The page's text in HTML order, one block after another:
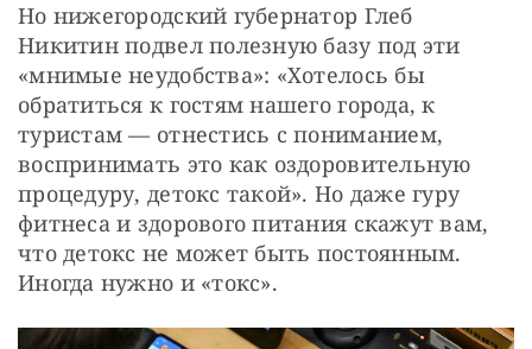
Но нижегородский губернатор Глеб
Никитин подвел полезную базу под эти
«мнимые неудобства»: «Хотелось бы
обратиться к гостям нашего города, к
туристам — отнестись с пониманием,
воспринимать это как оздоровительную
процедуру, детокс такой». Но даже гуру
фитнеса и здорового питания скажут вам,
что детокс не может быть постоянным.
Иногда нужно и «токс».